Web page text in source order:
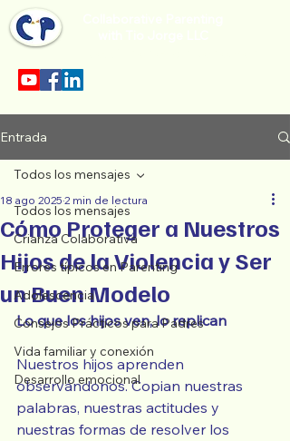
Entrada
Todos los mensajes
Crianza Colaborativa
Errores típicos en Parenting
Adolescencia
Consejos Prácticos para Padres
Vida familiar y conexión
Desarrollo emocional
Todos los mensajes
Cómo Proteger a Nuestros
Hijos de la Violencia y Ser
un Buen Modelo
18 ago 2025 2 min de lectura
Lo que los hijos ven, lo replican
Nuestros hijos aprenden
observándonos. Copian nuestras
palabras, nuestras actitudes y
nuestras formas de resolver los